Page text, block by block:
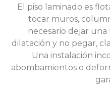
El piso laminado es
tocar muros,
necesario dejar
dilatación y no pegar,
Una instalación
abombamientos o